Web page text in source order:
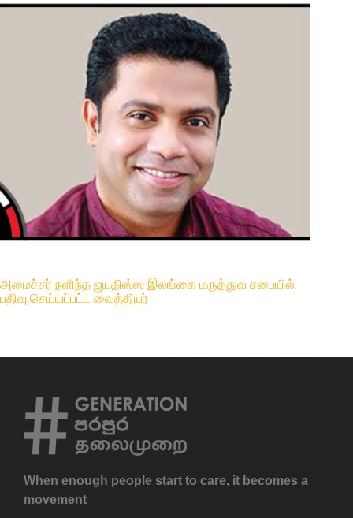
அமைச்சர் நளிந்த ஜயதிஸ்ஸ இலங்கை மருத்துவ சபையில்
பதிவு செய்யப்பட்ட வைத்தியர்
When enough people start to care, it becomes a
movement